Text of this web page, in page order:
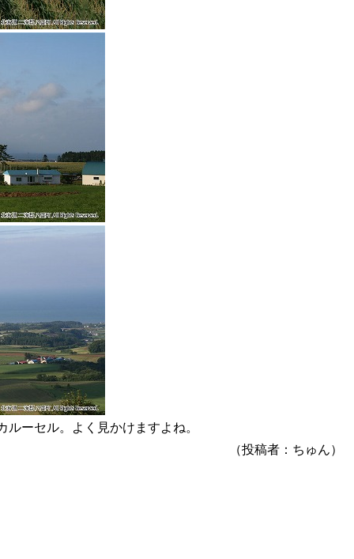
ルーセル。よく見かけますよね。
（投稿者：ちゅん）